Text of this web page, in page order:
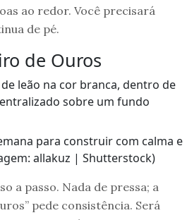
ao redor. Você precisará
de pé.
de Ouros
para construir com calma e
allakuz | Shutterstock)
a passo. Nada de pressa; a
pede consistência. Será